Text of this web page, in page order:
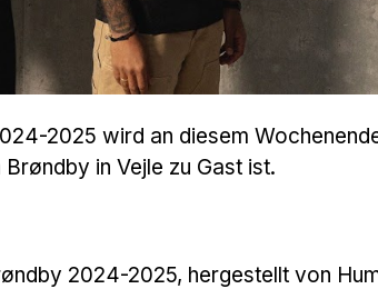
2025 wird an diesem
in Vejle zu Gast ist.
2024-2025, hergestellt von